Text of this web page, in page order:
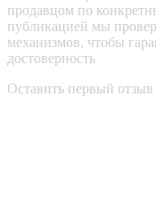
продавцом по
публикацией мы
механизмов, чтобы
достоверность
Оставить первый отзыв